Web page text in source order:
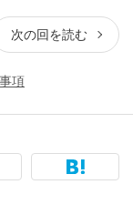
次の回を読む
項